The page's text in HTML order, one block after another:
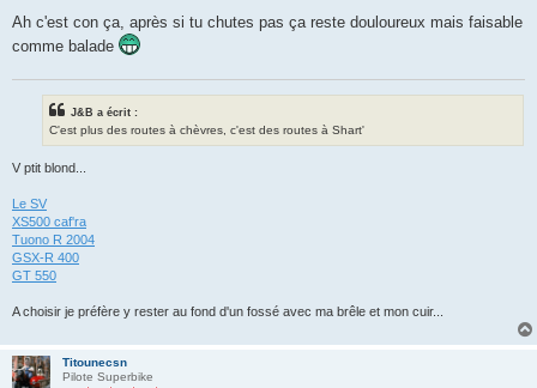
Ah c'est con ça, après si tu chutes pas ça reste douloureux mais faisable
comme balade
J&B a écrit :
C'est plus des routes à chèvres, c'est des routes à Shart'
V ptit blond...
Le SV
XS500 caf'ra
Tuono R 2004
GSX-R 400
GT 550
A choisir je préfère y rester au fond d'un fossé avec ma brêle et mon cuir...
Titounecsn
Pilote Superbike